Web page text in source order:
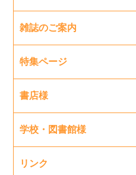
雑誌のご案内
特集ページ
書店様
学校・図書館様
リンク